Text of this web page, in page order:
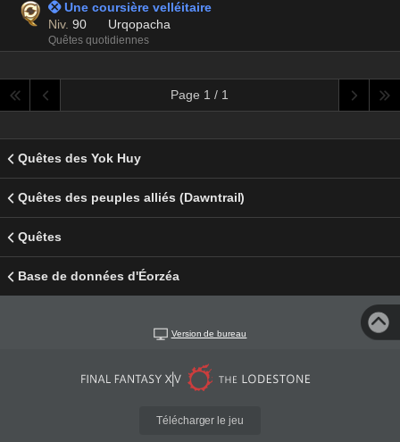
 Une coursière velléitaire
Niv. 90 Urqopacha
Quêtes quotidiennes
Page 1 / 1
Quêtes des Yok Huy
Quêtes des peuples alliés (Dawntrail)
Quêtes
Base de données d'Éorzéa
Version de bureau
Télécharger le jeu